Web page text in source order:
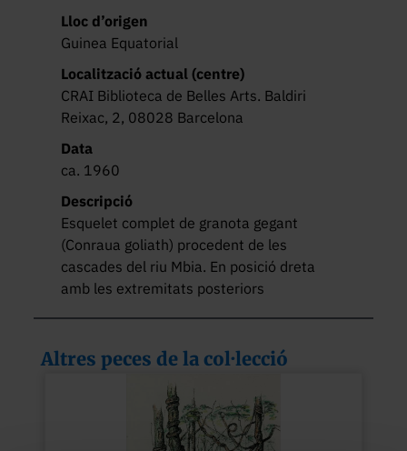
Lloc d’origen
Guinea Equatorial
Localització actual (centre)
CRAI Biblioteca de Belles Arts. Baldiri
Reixac, 2, 08028 Barcelona
Data
ca. 1960
Descripció
Esquelet complet de granota gegant
(Conraua goliath) procedent de les
cascades del riu Mbia. En posició dreta
amb les extremitats posteriors
Biodiversitat Animal de la Universitat de
Barcelona.
Altres peces de la col·lecció